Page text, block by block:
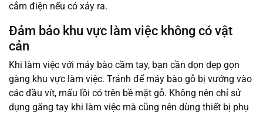
cắm điện nếu có xảy ra.
Đảm bảo khu vực làm việc không có vật
cản
Khi làm việc với máy bào cầm tay, bạn cần dọn dẹp gọn
gàng khu vực làm việc. Tránh để máy bào gỗ bị vướng vào
các đầu vít, mấu lồi có trên bề mặt gỗ. Không nên chỉ sử
dụng găng tay khi làm việc mà cũng nên dùng thiết bị phụ